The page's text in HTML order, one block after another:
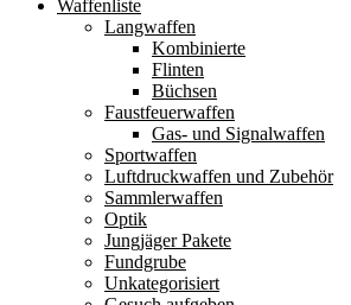
Waffenliste
Langwaffen
Kombinierte
Flinten
Büchsen
Faustfeuerwaffen
Gas- und Signalwaffen
Sportwaffen
Luftdruckwaffen und Zubehör
Sammlerwaffen
Optik
Jungjäger Pakete
Fundgrube
Unkategorisiert